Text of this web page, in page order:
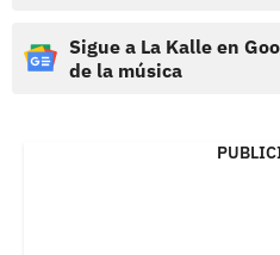
Sigue a La Kalle en
de la música